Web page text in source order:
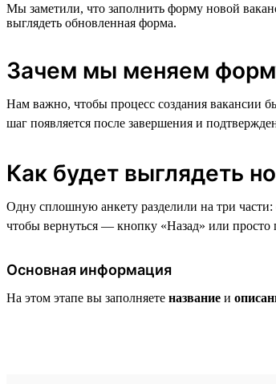
Мы заметили, что заполнить форму новой
выглядеть обновленная форма.
Зачем мы меняем
Нам важно, чтобы процесс создания вакансии
шаг появляется после завершения и
Как будет выглядеть
Одну сплошную анкету разделили на три
чтобы вернуться — кнопку «Назад» или просто
Основная информация
На этом этапе вы заполняете название и